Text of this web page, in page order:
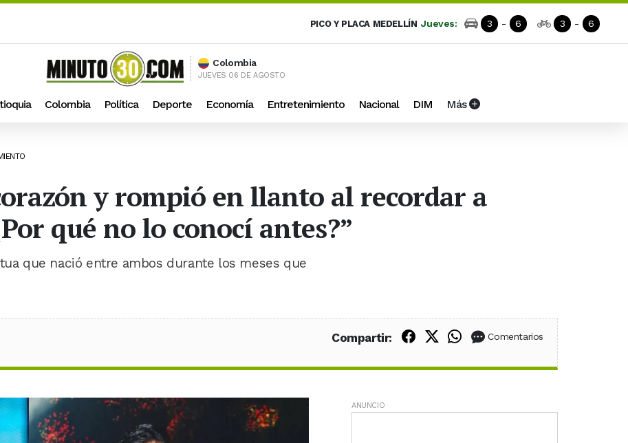
PICO Y PLACA MEDELLÍN Jueves: 3 - 6 3 - 6
Colombia
JUEVES 06 DE AGOSTO
Colombia Política Deporte Economía Entretenimiento Nacional DIM Más
y rompió en llanto al recordar a
qué no lo conocí antes?”
que nació entre ambos durante los meses que
Compartir: Compartir en Facebook
Compartir en X (Twitter)
Compartir en WhatsApp
Comentarios
ANUNCIO